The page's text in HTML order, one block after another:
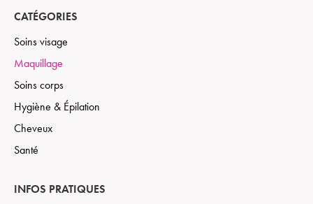
CATÉGORIES
Soins visage
Maquillage
Soins corps
Hygiène & Épilation
Cheveux
Santé
INFOS PRATIQUES